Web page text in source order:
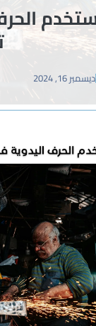
ديسمبر 16, 2024